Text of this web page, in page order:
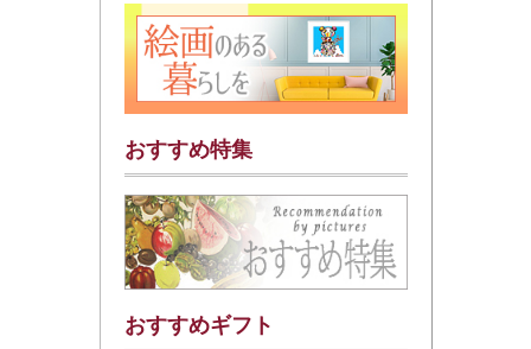
おすすめ特集
おすすめギフト